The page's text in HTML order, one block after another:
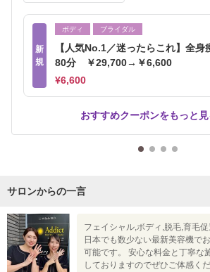
新
規
ボディ ブライダル
【人気No.1／迷ったらこれ】全身
80分 ￥29,700→￥6,600
¥6,600
おすすめクーポンをもっと見
サロンからの一言
フェイシャル,ボディ,脱毛,育毛
日本でも数少ない最新美容機で
可能です。 安心な料金と丁寧な
しておりますのでぜひご体感く